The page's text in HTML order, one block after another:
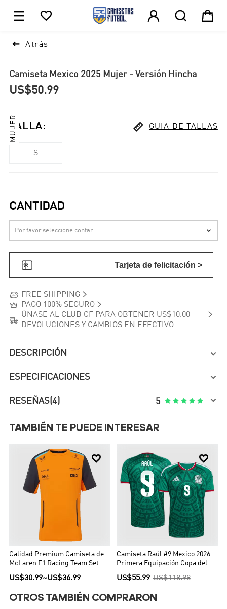
    
 Atrás
Camiseta Mexico 2025 Mujer - Versión Hincha
US$50.99
MUJER
TALLA:  GUIA DE TALLAS
S
CANTIDAD

 Tarjeta de felicitación >
 FREE SHIPPING

PAGO 100% SEGURO

ÚNASE AL CLUB CF PARA OBTENER US$10.00
DEVOLUCIONES Y CAMBIOS EN EFECTIVO

DESCRIPCIÓN 
ESPECIFICACIONES 
RESEÑAS (4) 5      
TAMBIÉN TE PUEDE INTERESAR

Calidad Premium Camiseta de
McLaren F1 Racing Team Set Up
T-Shirt Orange Hombre Naranja
US$30.99~US$36.99

Camiseta Raúl #9 Mexico 2026
Primera Equipación Copa del
Mundo - Versión Hincha
US$55.99 US$118.98
OTROS TAMBIÉN COMPRARON